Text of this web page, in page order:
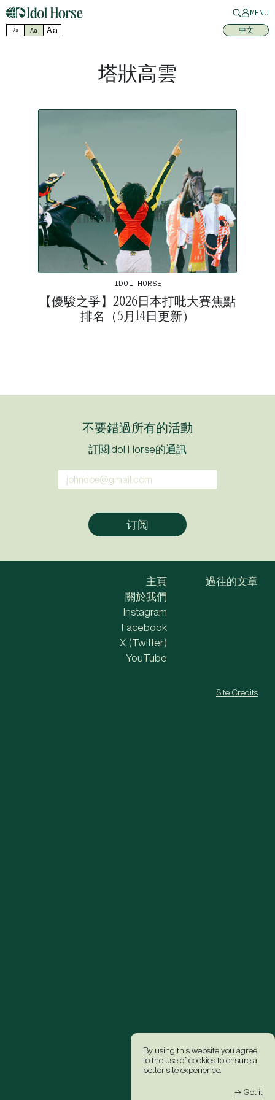
MENU
Aa Aa Aa 中文
By using this website you agree
to the use of cookies to ensure a
better site experience.
→ Got it
塔狀高雲
IDOL HORSE
【優駿之爭】2026日本打吡大賽焦點
排名（5月14日更新）
不要錯過所有的活動
訂閱Idol Horse的通訊
主頁
關於我們
過往的文章
Instagram
Facebook
X (Twitter)
YouTube
Site Credits